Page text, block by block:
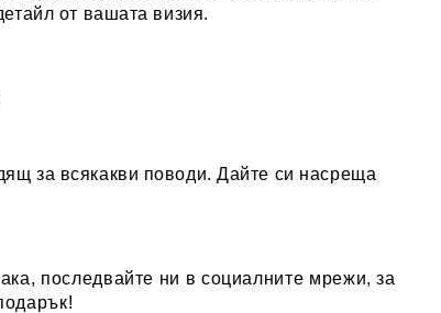
от вашата визия.
за всякакви поводи. Дайте си насреща
последвайте ни в социалните мрежи, за